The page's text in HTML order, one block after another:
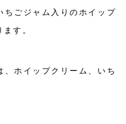
ちごジャム入りのホイップ
す。
、ホイップクリーム、いち